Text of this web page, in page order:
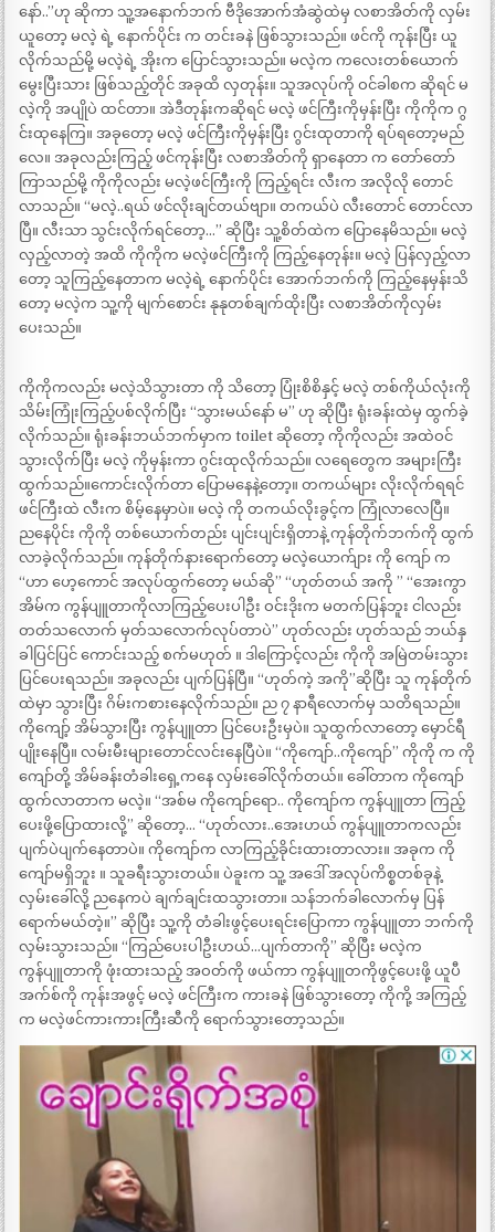
နော်..”ဟု ဆိုကာ သူ့အနောက်ဘက် ဗီဒိုအောက်အံဆွဲထဲမှ လစာအိတ်ကို လှမ်း
ယူတော့ မလဲ့ ရဲ့ နောက်ပိုင်း က တင်းခနဲ ဖြစ်သွားသည်။ ဖင်ကို ကုန်းပြီး ယူ
လိုက်သည်မို့ မလဲ့ရဲ့ အိုးက ပြောင်သွားသည်။ မလဲ့က ကလေးတစ်ယောက်
မွေးပြီးသား ဖြစ်သည့်တိုင် အခုထိ လှတုန်း။ သူအလုပ်ကို ဝင်ခါစက ဆိုရင် မ
လဲ့ကို အပျိုပဲ ထင်တာ။ အဲဒီတုန်းကဆိုရင် မလဲ့ ဖင်ကြီးကိုမှန်းပြီး ကိုကိုက ဂွ
င်းထုနေကြ။ အခုတော့ မလဲ့ ဖင်ကြီးကိုမှန်းပြီး ဂွင်းထုတာကို ရပ်ရတော့မည်
လေ။ အခုလည်းကြည့် ဖင်ကုန်းပြီး လစာအိတ်ကို ရှာနေတာ က တော်တော်
ကြာသည်မို့ ကိုကိုလည်း မလဲ့ဖင်ကြီးကို ကြည့်ရင်း လီးက အလိုလို တောင်
လာသည်။ “မလဲ့..ရယ် ဖင်လိုးချင်တယ်ဗျာ။ တကယ်ပဲ လီးတောင် တောင်လာ
ပြီ။ လီးသာ သွင်းလိုက်ရင်တော့…” ဆိုပြီး သူ့စိတ်ထဲက ပြောနေမိသည်။ မလဲ့
လှည့်လာတဲ့ အထိ ကိုကိုက မလဲ့ဖင်ကြီးကို ကြည့်နေတုန်း။ မလဲ့ ပြန်လှည့်လာ
တော့ သူကြည့်နေတာက မလဲ့ရဲ့ နောက်ပိုင်း အောက်ဘက်ကို ကြည့်နေမှန်းသိ
တော့ မလဲ့က သူ့ကို မျက်စောင်း နုနုတစ်ချက်ထိုးပြီး လစာအိတ်ကိုလှမ်း
ပေးသည်။
ကိုကိုကလည်း မလဲ့သိသွားတာ ကို သိတော့ ပြုံးစိစိနှင့် မလဲ့ တစ်ကိုယ်လုံးကို
သိမ်းကြုံးကြည့်ပစ်လိုက်ပြီး “သွားမယ်နော် မ” ဟု ဆိုပြီး ရုံးခန်းထဲမှ ထွက်ခဲ့
လိုက်သည်။ ရုံးခန်းဘယ်ဘက်မှာက toilet ဆိုတော့ ကိုကိုလည်း အထဲဝင်
သွားလိုက်ပြီး မလဲ့ ကိုမှန်းကာ ဂွင်းထုလိုက်သည်။ လရေတွေက အများကြီး
ထွက်သည်။ကောင်းလိုက်တာ ပြောမနေနဲ့တော့။ တကယ်များ လိုးလိုက်ရရင်
ဖင်ကြီးထဲ လီးက စိမ့်နေမှာပဲ။ မလဲ့ ကို တကယ်လိုးခွင့်က ကြုံလာလေပြီ။
ညနေပိုင်း ကိုကို တစ်ယောက်တည်း ပျင်းပျင်းရှိတာနဲ့ ကုန်တိုက်ဘက်ကို ထွက်
လာခဲ့လိုက်သည်။ ကုန်တိုက်နားရောက်တော့ မလဲ့ယောက်ျား ကို ကျော် က
“ဟာ ဟေ့ကောင် အလုပ်ထွက်တော့ မယ်ဆို” “ဟုတ်တယ် အကို ” “အေးကွာ
အိမ်က ကွန်ပျူတာကိုလာကြည့်ပေးပါဦး ဝင်းဒိုးက မတက်ပြန်ဘူး ငါလည်း
တတ်သလောက် မှတ်သလောက်လုပ်တာပဲ” ဟုတ်လည်း ဟုတ်သည် ဘယ်နှ
ခါပြင်ပြင် ကောင်းသည့် စက်မဟုတ် ။ ဒါကြောင့်လည်း ကိုကို အမြဲတမ်းသွား
ပြင်ပေးရသည်။ အခုလည်း ပျက်ပြန်ပြီ။ “ဟုတ်ကဲ့ အကို”ဆိုပြီး သူ ကုန်တိုက်
ထဲမှာ သွားပြီး ဂိမ်းကစားနေလိုက်သည်။ ည ၇ နာရီလောက်မှ သတိရသည်။
ကိုကျော့် အိမ်သွားပြီး ကွန်ပျူတာ ပြင်ပေးဦးမှပဲ။ သူထွက်လာတော့ မှောင်ရီ
ပျိုးနေပြီ။ လမ်းမီးများတောင်လင်းနေပြီပဲ။ “ကိုကျော်..ကိုကျော်” ကိုကို က ကို
ကျော်တို့ အိမ်ခန်းတံခါးရှေ့ကနေ လှမ်းခေါ်လိုက်တယ်။ ခေါ်တာက ကိုကျော်
ထွက်လာတာက မလဲ့။ “အစ်မ ကိုကျော်ရော.. ကိုကျော်က ကွန်ပျူတာ ကြည့်
ပေးဖို့ပြောထားလို့” ဆိုတော့… “ဟုတ်လား..အေးဟယ် ကွန်ပျူတာကလည်း
ပျက်ပဲပျက်နေတာပဲ။ ကိုကျော်က လာကြည့်ခိုင်းထားတာလား။ အခုက ကို
ကျော်မရှိဘူး ။ သူခရီးသွားတယ်။ ပဲခူးက သူ့ အဒေါ် အလုပ်ကိစ္စတစ်ခုနဲ့
လှမ်းခေါ်လို့ ညနေကပဲ ချက်ချင်းထသွားတာ။ သန်ဘက်ခါလောက်မှ ပြန်
ရောက်မယ်တဲ့။” ဆိုပြီး သူ့ကို တံခါးဖွင့်ပေးရင်းပြောကာ ကွန်ပျူတာ ဘက်ကို
လှမ်းသွားသည်။ “ကြည်ပေးပါဦးဟယ်…ပျက်တာကို” ဆိုပြီး မလဲ့က
ကွန်ပျူတာကို ဖုံးထားသည့် အဝတ်ကို ဖယ်ကာ ကွန်ပျူတကိုဖွင့်ပေးဖို့ ယူပီ
အက်စ်ကို ကုန်းအဖွင့် မလဲ့ ဖင်ကြီးက ကားခနဲ ဖြစ်သွားတော့ ကိုကို့ အကြည့်
က မလဲ့ဖင်ကားကားကြီးဆီကို ရောက်သွားတော့သည်။